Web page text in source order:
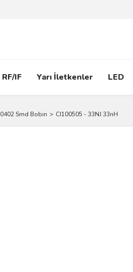
RF/IF Yarı İletkenler LED
0402 Smd Bobin CI100505 - 33NJ 33nH